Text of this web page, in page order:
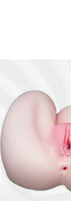
hậu môn 3
dục nam
nam, nữ